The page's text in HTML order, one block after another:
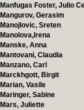
Manfugas Foster, Julio
Mangurov, Gerasim
Manojlovic, Sreten
Manolova,Irena
Manske, Anna
Mantovani, Claudia
Manzano, Carl
Marckhgott, Birgit
Marian, Vasile
Maringer, Sabine
Mars, Juliette